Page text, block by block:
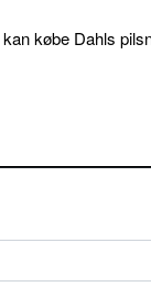
købe Dahls